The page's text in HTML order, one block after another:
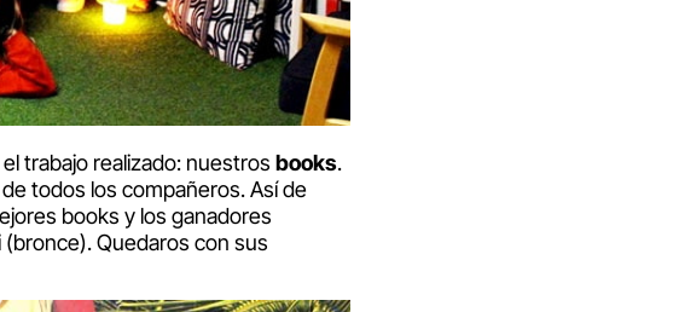
trabajo realizado: nuestros books.
todos los compañeros. Así de
books y los ganadores
(bronce). Quedaros con sus